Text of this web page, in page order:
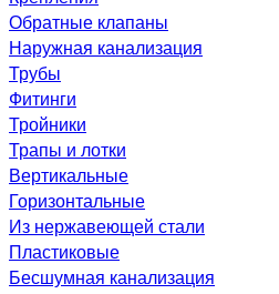
Обратные клапаны
Наружная канализация
Трубы
Фитинги
Тройники
Трапы и лотки
Вертикальные
Горизонтальные
Из нержавеющей стали
Пластиковые
Бесшумная канализация